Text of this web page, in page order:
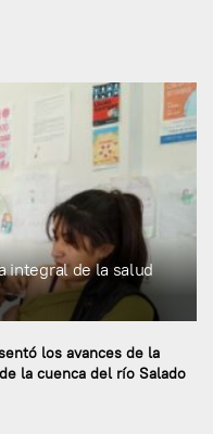
integral de la salud
los avances de la
la cuenca del río Salado